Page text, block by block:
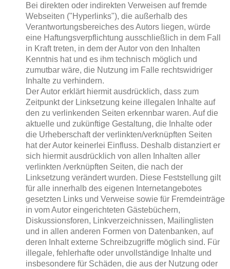
Bei direkten oder indirekten Verweisen auf fremde
Webseiten ("Hyperlinks"), die außerhalb des
Verantwortungsbereiches des Autors liegen, würde
eine Haftungsverpflichtung ausschließlich in dem Fall
in Kraft treten, in dem der Autor von den Inhalten
Kenntnis hat und es ihm technisch möglich und
zumutbar wäre, die Nutzung im Falle rechtswidriger
Inhalte zu verhindern.
Der Autor erklärt hiermit ausdrücklich, dass zum
Zeitpunkt der Linksetzung keine illegalen Inhalte auf
den zu verlinkenden Seiten erkennbar waren. Auf die
aktuelle und zukünftige Gestaltung, die Inhalte oder
die Urheberschaft der verlinkten/verknüpften Seiten
hat der Autor keinerlei Einfluss. Deshalb distanziert er
sich hiermit ausdrücklich von allen Inhalten aller
verlinkten /verknüpften Seiten, die nach der
Linksetzung verändert wurden. Diese Feststellung gilt
für alle innerhalb des eigenen Internetangebotes
gesetzten Links und Verweise sowie für Fremdeinträge
in vom Autor eingerichteten Gästebüchern,
Diskussionsforen, Linkverzeichnissen, Mailinglisten
und in allen anderen Formen von Datenbanken, auf
deren Inhalt externe Schreibzugriffe möglich sind. Für
illegale, fehlerhafte oder unvollständige Inhalte und
insbesondere für Schäden, die aus der Nutzung oder